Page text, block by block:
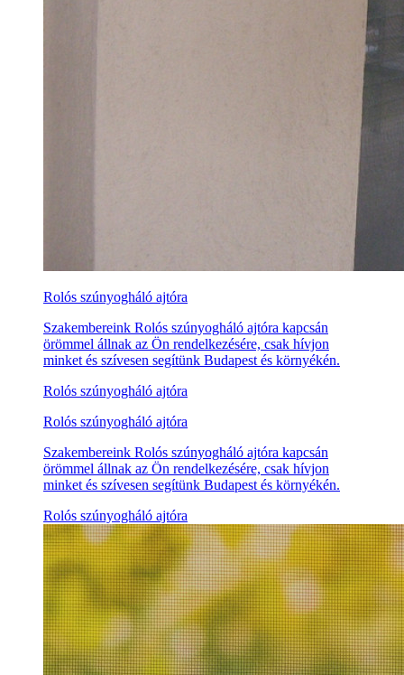
Rolós szúnyogháló ajtóra
Szakembereink Rolós szúnyogháló ajtóra kapcsán
örömmel állnak az Ön rendelkezésére, csak hívjon
minket és szívesen segítünk Budapest és környékén.
Rolós szúnyogháló ajtóra
Rolós szúnyogháló ajtóra
Szakembereink Rolós szúnyogháló ajtóra kapcsán
örömmel állnak az Ön rendelkezésére, csak hívjon
minket és szívesen segítünk Budapest és környékén.
Rolós szúnyogháló ajtóra